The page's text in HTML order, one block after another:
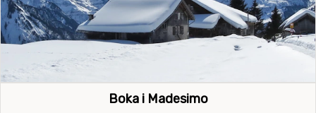
Boka i Madesimo